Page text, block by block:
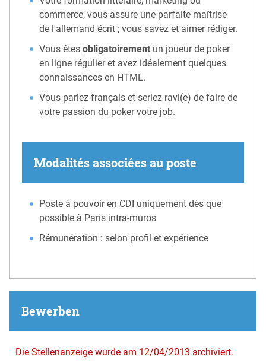
commerce, vous assure une parfaite maîtrise
de l'allemand écrit ; vous savez et aimer rédiger.
Vous êtesobligatoirement un joueur de poker
en ligne régulier et avez idéalement quelques
connaissances en HTML.
Vous parlez français et seriez ravi(e) de faire de
votre passion du poker votre job.
Modalités associées au poste
Poste à pouvoir en CDI uniquement dès que
possible à Paris intra-muros
Rémunération : selon profil et expérience
Bewerben
Die Stellenanzeige wurde am 12/04/2013 archiviert.